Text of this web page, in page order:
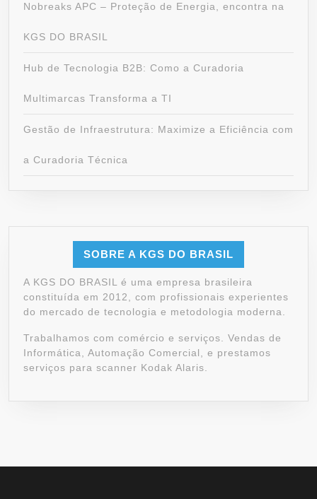
Nobreaks APC – Proteção de Energia, encontra na
KGS DO BRASIL
Hub de Tecnologia B2B: Como a Curadoria
Multimarcas Transforma a TI
Gestão de Infraestrutura: Maximize a Eficiência com
a Curadoria Técnica
SOBRE A KGS DO BRASIL
A KGS DO BRASIL é uma empresa brasileira
constituída em 2012, com profissionais experientes
do mercado de tecnologia e metodologia moderna.
Trabalhamos com comércio e serviços. Vendas de
Informática, Automação Comercial, e prestamos
serviços para scanner Kodak Alaris.